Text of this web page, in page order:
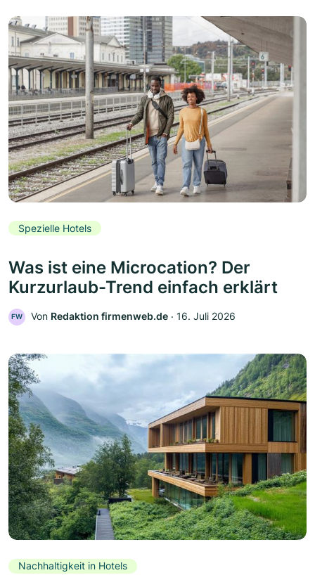
Spezielle Hotels
Was ist eine Microcation? Der
Kurzurlaub-Trend einfach erklärt
FW Von Redaktion firmenweb.de ‧ 16. Juli 2026
Nachhaltigkeit in Hotels